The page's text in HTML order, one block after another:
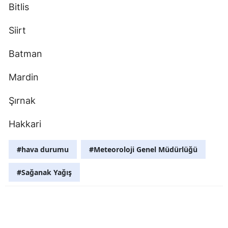
Bitlis
Siirt
Batman
Mardin
Şırnak
Hakkari
#hava durumu #Meteoroloji Genel Müdürlüğü
#Sağanak Yağış